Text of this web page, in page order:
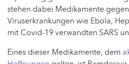
stehen dabei Medikamente
Viruserkrankungen wie Ebola,
mit Covid-19 verwandten SARS
Eines dieser Medikamente, dem